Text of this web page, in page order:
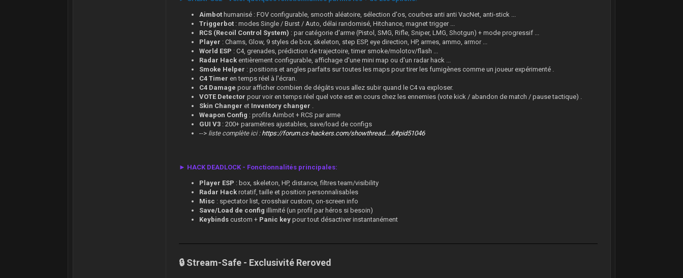
Aimbot humanisé : FOV configurable, smooth aléatoire, sélection d'os, courbes anti anti VacNet, anti-stick ...
Triggerbot : modes Single / Burst / Auto, délai randomisé, Hitchance, magnet trigger ...
RCS (Recoil Control System) : par catégorie d'arme (Pistol, SMG, Rifle, Sniper, LMG, Shotgun) + mode progressif ...
Player : Chams, Glow, 9 styles de box, skeleton, step ESP, eye direction, HP, armes, ammo, armor ...
World ESP : C4, grenades, prédiction de trajectoire, timer smoke/molotov/flash ...
Radar Hack entièrement configurable, affichage d'une mini map ou d'un radar hack ...
Smoke Helper : positions et angles parfaits sur toutes les maps pour tirer les fumigènes comme un joueur expérimenté .
C4 Timer en temps réel à l'écran.
C4 Damage pour afficher combien de dégâts vous allez subir quand le C4 va exploser.
VOTE Detector pour voir en temps réel quel vote est en cours chez les ennemies (vote kick / abandon de match / pause tactique) .
Skin Changer et Inventory changer .
Weapon Config : profils Aimbot + RCS par arme
GUI V3 : 200+ paramètres ajustables, save/load de configs
--> liste complète ici : https://forum.cs-hackers.com/showthread....6#pid51046
► HACK DEADLOCK - Fonctionnalités principales:
Player ESP : box, skeleton, HP, distance, filtres team/visibility
Radar Hack rotatif, taille et position personnalisables
Misc : spectator list, crosshair custom, on-screen info
Save/Load de config illimité (un profil par héros si besoin)
Keybinds custom + Panic key pour tout désactiver instantanément
🔒 Stream-Safe - Exclusivité Reroved